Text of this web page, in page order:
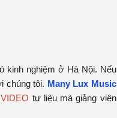
kinh nghiệm ở Hà Nội. Nếu
chúng tôi. Many Lux Music
tư liệu mà giảng viên